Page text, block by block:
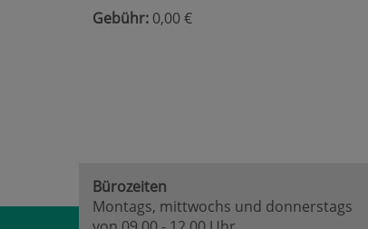
Gebühr: 0,00 €
Bürozeiten
Montags, mittwochs und donnerstags